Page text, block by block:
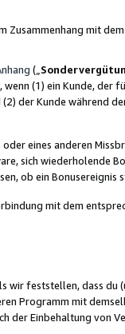
mit
(„
wenn (1) ein Kunde, der
der Kunde während
eines anderen
sich wiederholende
ob ein
mit dem
feststellen, dass du
Programm mit
Einbehaltung von